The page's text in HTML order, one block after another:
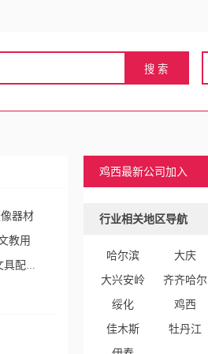
器材
教用
具配
鸡西最新公司加入
行业相关地区导航
哈尔滨 大庆
大兴安岭
齐齐哈尔
绥化
鸡西
佳木斯
牡丹江